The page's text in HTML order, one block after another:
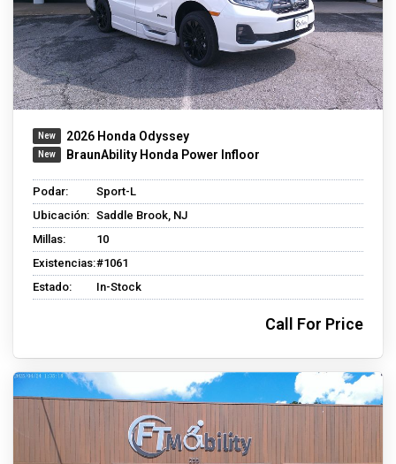
2026 Honda Odyssey
BraunAbility Honda Power Infloor
Podar:
Sport-L
Ubicación: Saddle Brook, NJ
Millas:
10
Existencias:#1061
Estado:
In-Stock
Call For Price